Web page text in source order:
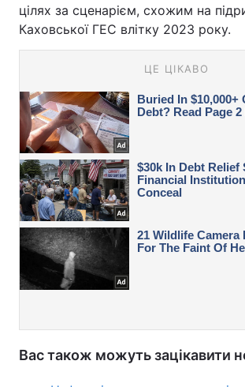
цілях за сценарієм, схожим на
Каховської ГЕС влітку 2023 року.
Вас також можуть зацікавити